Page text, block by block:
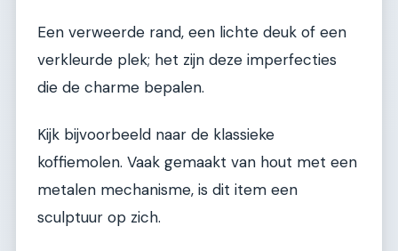
Een verweerde rand, een lichte deuk of een
verkleurde plek; het zijn deze imperfecties
die de charme bepalen.
Kijk bijvoorbeeld naar de klassieke
koffiemolen. Vaak gemaakt van hout met een
metalen mechanisme, is dit item een
sculptuur op zich.